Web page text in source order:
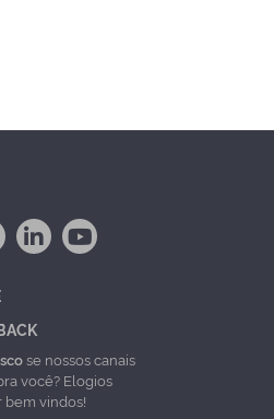
se nossos canais
você? Elogios
bem vindos!